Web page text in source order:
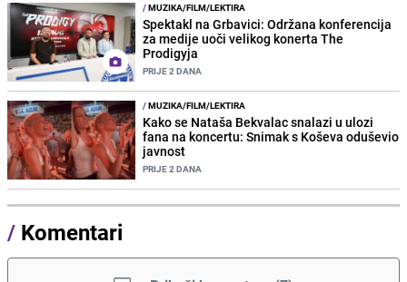
/MUZIKA/FILM/LEKTIRA
Spektakl na Grbavici: Održana konferencija
za medije uoči velikog konerta The
Prodigyja
PRIJE 2 DANA
/MUZIKA/FILM/LEKTIRA
Kako se Nataša Bekvalac snalazi u ulozi
fana na koncertu: Snimak s Koševa oduševio
javnost
PRIJE 2 DANA
/ Komentari